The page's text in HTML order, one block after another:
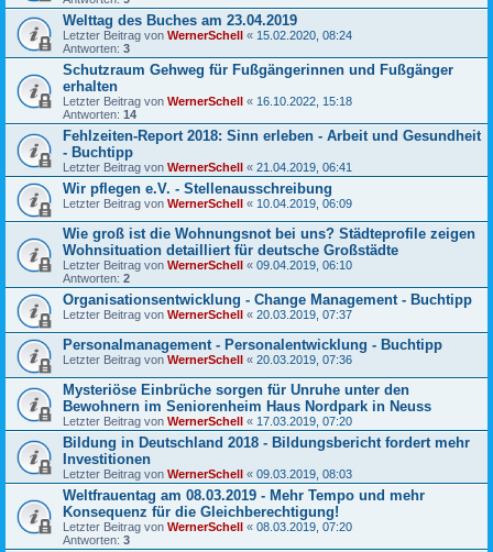
Welttag des Buches am 23.04.2019
Letzter Beitrag von WernerSchell « 15.02.2020, 08:24
Antworten: 3
Schutzraum Gehweg für Fußgängerinnen und Fußgänger
erhalten
Letzter Beitrag von WernerSchell « 16.10.2022, 15:18
Antworten: 14
Fehlzeiten-Report 2018: Sinn erleben - Arbeit und Gesundheit
- Buchtipp
Letzter Beitrag von WernerSchell « 21.04.2019, 06:41
Wir pflegen e.V. - Stellenausschreibung
Letzter Beitrag von WernerSchell « 10.04.2019, 06:09
Wie groß ist die Wohnungsnot bei uns? Städteprofile zeigen
Wohnsituation detailliert für deutsche Großstädte
Letzter Beitrag von WernerSchell « 09.04.2019, 06:10
Antworten: 2
Organisationsentwicklung - Change Management - Buchtipp
Letzter Beitrag von WernerSchell « 20.03.2019, 07:37
Personalmanagement - Personalentwicklung - Buchtipp
Letzter Beitrag von WernerSchell « 20.03.2019, 07:36
Mysteriöse Einbrüche sorgen für Unruhe unter den
Bewohnern im Seniorenheim Haus Nordpark in Neuss
Letzter Beitrag von WernerSchell « 17.03.2019, 07:20
Bildung in Deutschland 2018 - Bildungsbericht fordert mehr
Investitionen
Letzter Beitrag von WernerSchell « 09.03.2019, 08:03
Weltfrauentag am 08.03.2019 - Mehr Tempo und mehr
Konsequenz für die Gleichberechtigung!
Letzter Beitrag von WernerSchell « 08.03.2019, 07:20
Antworten: 3